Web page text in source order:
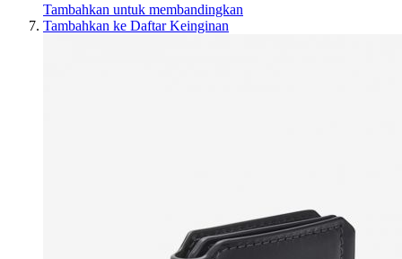
Tambahkan untuk membandingkan
Tambahkan ke Daftar Keinginan